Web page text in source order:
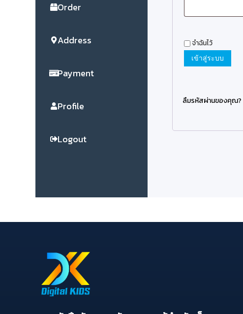
Order
Address
Payment
Profile
Logout
จำฉันไว้
เข้าสู่ระบบ
ลืมรหัสผ่านของคุณ?